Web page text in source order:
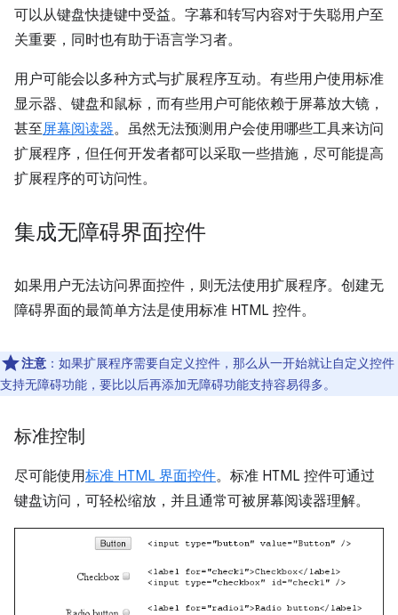
可以从键盘快捷键中受益。字幕和转写内容对于失聪用户至
关重要，同时也有助于语言学习者。
用户可能会以多种方式与扩展程序互动。有些用户使用标准
显示器、键盘和鼠标，而有些用户可能依赖于屏幕放大镜，
甚至屏幕阅读器。虽然无法预测用户会使用哪些工具来访问
扩展程序，但任何开发者都可以采取一些措施，尽可能提高
扩展程序的可访问性。
集成无障碍界面控件
如果用户无法访问界面控件，则无法使用扩展程序。创建无
障碍界面的最简单方法是使用标准 HTML 控件。
注意 ：如果扩展程序需要自定义控件，那么从一开始就让自定义控件
支持无障碍功能，要比以后再添加无障碍功能支持容易得多。
标准控制
尽可能使用标准 HTML 界面控件。标准 HTML 控件可通过
键盘访问，可轻松缩放，并且通常可被屏幕阅读器理解。